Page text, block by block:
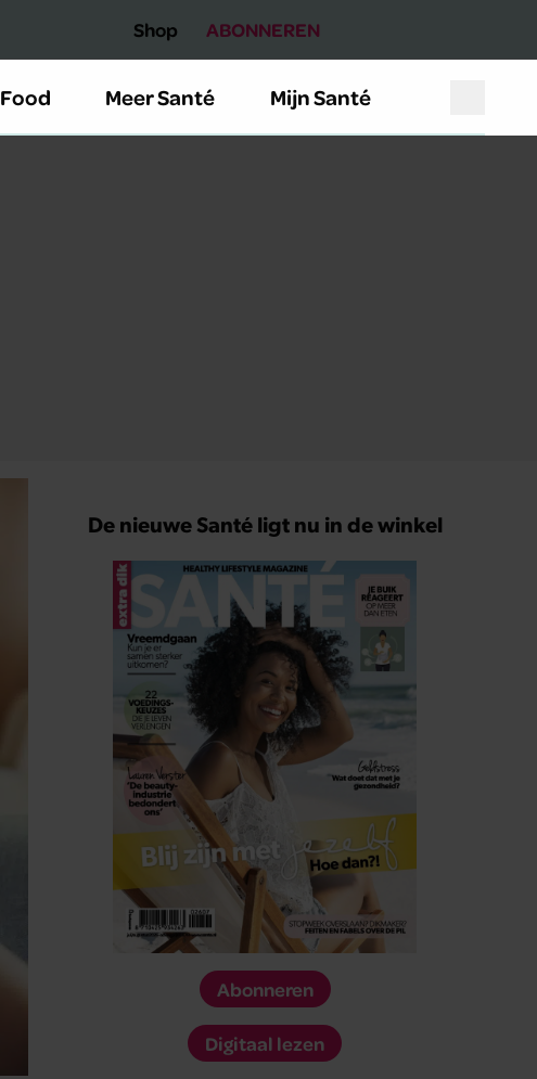
Shop ABONNEREN
Food Meer Santé Mijn Santé
De nieuwe Santé ligt nu in de winkel
Abonneren
Digitaal lezen